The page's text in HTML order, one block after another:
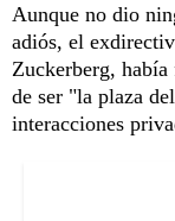
Aunque no dio
adiós, el
Zuckerberg, había
de ser "la plaza
interacciones